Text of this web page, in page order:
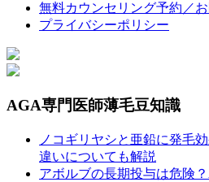
無料カウンセリング予約／
プライバシーポリシー
AGA専門医師薄毛豆知識
ノコギリヤシと亜鉛に発毛
違いについても解説
アボルブの長期投与は危険